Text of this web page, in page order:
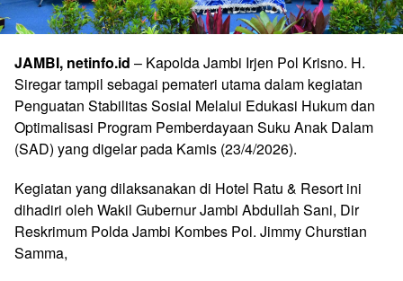
JAMBI, netinfo.id – Kapolda Jambi Irjen Pol Krisno. H.
Siregar tampil sebagai pemateri utama dalam kegiatan
Penguatan Stabilitas Sosial Melalui Edukasi Hukum dan
Optimalisasi Program Pemberdayaan Suku Anak Dalam
(SAD) yang digelar pada Kamis (23/4/2026).
Kegiatan yang dilaksanakan di Hotel Ratu & Resort ini
dihadiri oleh Wakil Gubernur Jambi Abdullah Sani, Dir
Reskrimum Polda Jambi Kombes Pol. Jimmy Churstian
Samma,